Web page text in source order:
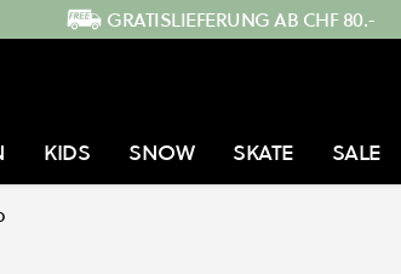
GRATISLIEFERUNG AB CHF 80.-
KIDS SNOW SKATE SALE